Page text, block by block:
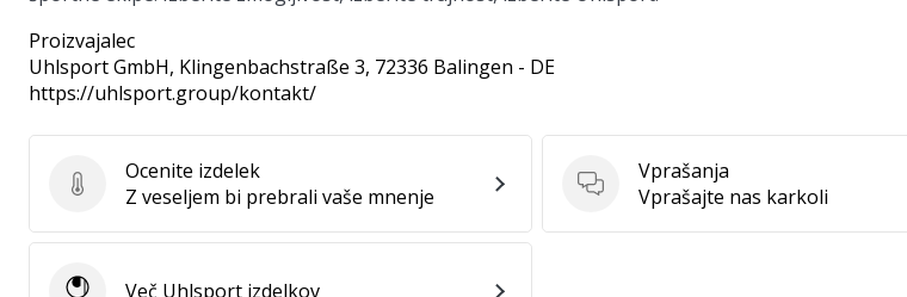
Proizvajalec
Uhlsport GmbH, Klingenbachstraße 3, 72336 Balingen - DE
https://uhlsport.group/kontakt/
Ocenite izdelek
Ocenite izdelek
Z veseljem bi prebrali vaše mnenje
Vprašanja
Vprašanja
Vprašajte nas karkoli
Več Uhlsport izdelkov